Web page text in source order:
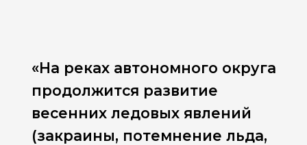
«На реках автономного округа
продолжится развитие
весенних ледовых явлений
(закраины, потемнение льда,